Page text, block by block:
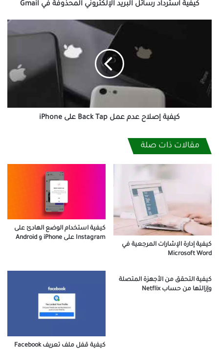
كيفية استرداد رسائل البريد الإلكتروني المحذوفة في Gmail
Tap
على
كيفية إصلاح عدم عمل Back Tap على iPhone
مقالات ذات صلة
كيفية إدارة الإشارات المرجعية في
Microsoft Word
كيفية استخدام الوضع الهادئ على
Instagram على iPhone و Android
كيفية التحقق من الأجهزة المتصلة
وإزالتها من حساب Netflix
كيفية قفل ملف تعريف Facebook